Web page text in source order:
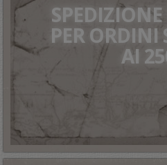
PER ORDINI
AI